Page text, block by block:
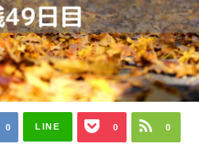
0 LINE 0 0